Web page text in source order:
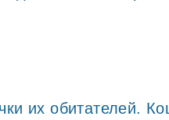
их обитателей.